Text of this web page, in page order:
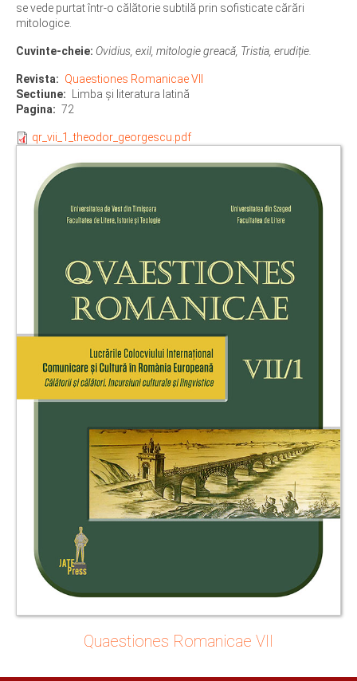
se vede purtat într-o călătorie subtilă prin sofisticate cărări
mitologice.
Cuvinte-cheie: Ovidius, exil, mitologie greacă, Tristia, erudiție.
Revista
Quaestiones Romanicae VII
Sectiune
Limba şi literatura latină
Pagina
72
qr_vii_1_theodor_georgescu.pdf
Quaestiones Romanicae VII